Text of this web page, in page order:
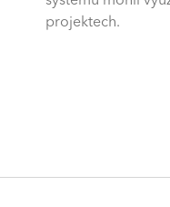
projektech.